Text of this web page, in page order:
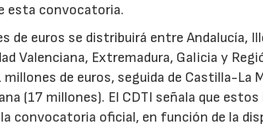
esta convocatoria.
de euros se distribuirá entre Andalucía,
Valenciana, Extremadura, Galicia y
de euros, seguida de Castilla-La
(17 millones). El CDTI señala que
convocatoria oficial, en función de la